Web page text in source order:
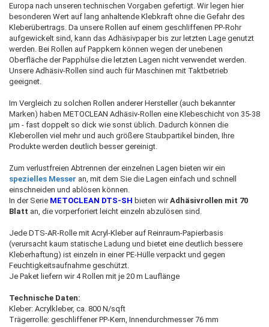
Europa nach unseren technischen Vorgaben gefertigt. Wir legen hier
besonderen Wert auf lang anhaltende Klebkraft ohne die Gefahr des
Kleberübertrags. Da unsere Rollen auf einem geschliffenen PP-Rohr
aufgewickelt sind, kann das Adhäsivpaper bis zur letzten Lage genutzt
werden. Bei Rollen auf Pappkern können wegen der unebenen
Oberfläche der Papphülse die letzten Lagen nicht verwendet werden.
Unsere Adhäsiv-Rollen sind auch für Maschinen mit Taktbetrieb
geeignet.
Im Vergleich zu solchen Rollen anderer Hersteller (auch bekannter
Marken) haben METOCLEAN Adhäsiv-Rollen eine Klebeschicht von 35-38
µm - fast doppelt so dick wie sonst üblich. Dadurch können die
Kleberollen viel mehr und auch größere Staubpartikel binden, Ihre
Produkte werden deutlich besser gereinigt.
Zum verlustfreien Abtrennen der einzelnen Lagen bieten wir ein
spezielles Messer an, mit dem Sie die Lagen einfach und schnell
einschneiden und ablösen können.
In der Serie METOCLEAN DTS-SH bieten wirAdhäsivrollen mit 70
Blatt an, die vorperforiert leicht einzeln abzulösen sind.
Jede DTS-AR-Rolle mit Acryl-Kleber auf Reinraum-Papierbasis
(verursacht kaum statische Ladung und bietet eine deutlich bessere
Kleberhaftung) ist einzeln in einer PE-Hülle verpackt und gegen
Feuchtigkeitsaufnahme geschützt.
Je Paket liefern wir 4 Rollen mit je 20 m Lauflänge
Technische Daten:
Kleber: Acrylkleber, ca. 800 N/sqft
Trägerrolle: geschliffener PP-Kern, Innendurchmesser 76 mm